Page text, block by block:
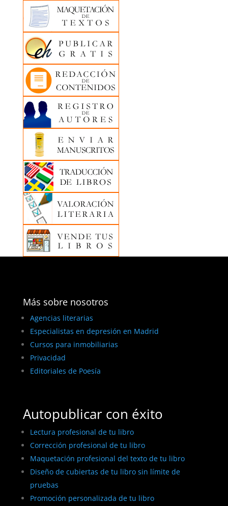
Más sobre nosotros
Agencias literarias
Especialistas en depresión en Madrid
Cursos para inmobiliarias
Privacidad
Editoriales de Poesía
Autopublicar con éxito
Lectura profesional de tu libro
Corrección profesional de tu libro
Maquetación profesional del texto de tu libro
Diseño de cubiertas de tu libro sin límite de
pruebas
Promoción personalizada de tu libro